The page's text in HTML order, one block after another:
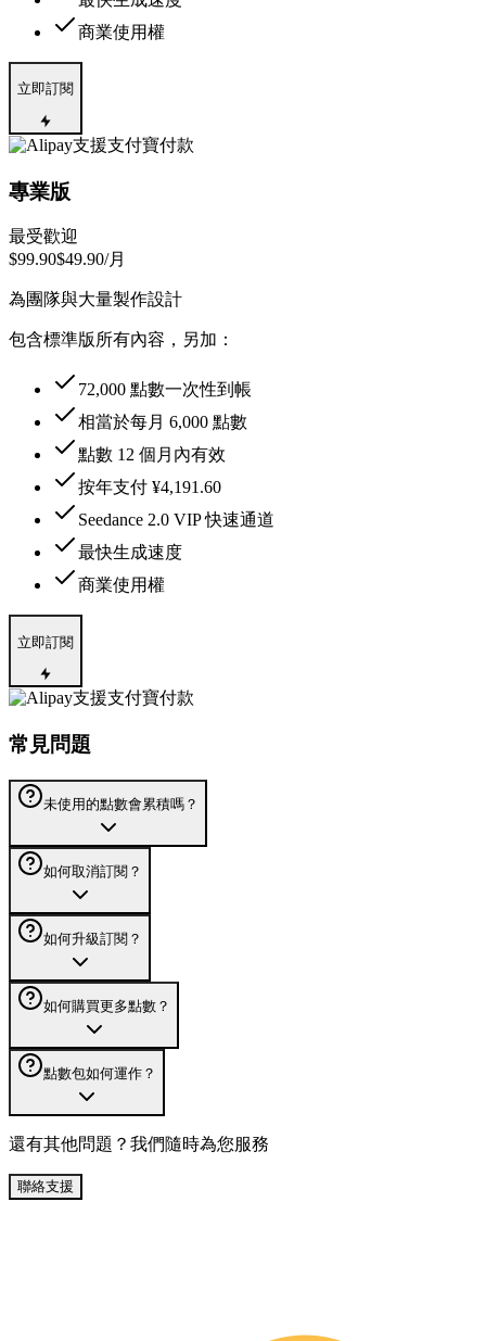
商業使用權
立即訂閱
支援支付寶付款
專業版
最受歡迎
$99.90$49.90/月
為團隊與大量製作設計
包含標準版所有內容，另加：
72,000 點數一次性到帳
相當於每月 6,000 點數
點數 12 個月內有效
按年支付 ¥4,191.60
Seedance 2.0 VIP 快速通道
最快生成速度
商業使用權
立即訂閱
支援支付寶付款
常見問題
未使用的點數會累積嗎？
如何取消訂閱？
如何升級訂閱？
如何購買更多點數？
點數包如何運作？
還有其他問題？我們隨時為您服務
聯絡支援